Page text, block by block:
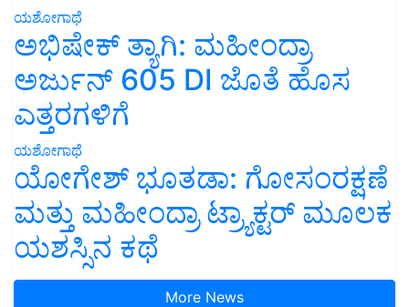
ಯಶೋಗಾಥೆ
ಅಭಿಷೇಕ್ ತ್ಯಾಗಿ: ಮಹೀಂದ್ರಾ
ಅರ್ಜುನ್ 605 DI ಜೊತೆ ಹೊಸ
ಎತ್ತರಗಳಿಗೆ
ಯಶೋಗಾಥೆ
ಯೋಗೇಶ್ ಭೂತಡಾ: ಗೋಸಂರಕ್ಷಣೆ
ಮತ್ತು ಮಹೀಂದ್ರಾ ಟ್ರ್ಯಾಕ್ಟರ್ ಮೂಲಕ
ಯಶಸ್ಸಿನ ಕಥೆ
More News